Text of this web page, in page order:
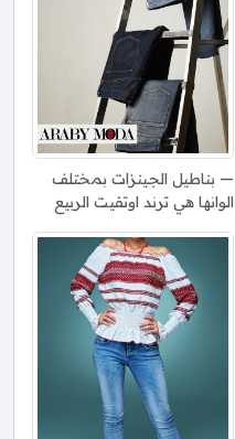
بناطيل الجينزات بمختلف
الوانها هي ترند اوتفيت الربيع